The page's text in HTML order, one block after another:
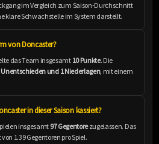
im Vergleich zum Saison-Durchschnitt
klare Schwachstelle im System darstellt.
von Doncaster?
das Team insgesamt 10 Punkte. Die
Unentschieden und 1 Niederlagen, mit einem
in dieser Saison kassiert?
insgesamt97 Gegentorezugelassen. Das
1.39 Gegentoren pro Spiel.